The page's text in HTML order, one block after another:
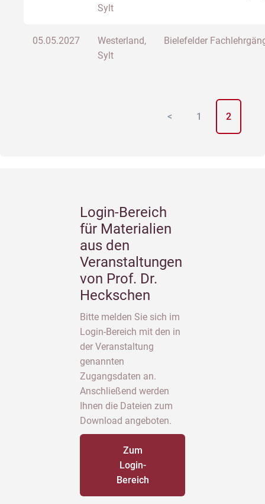
Sylt
05.05.2027
Westerland,
Sylt
Bielefelder
< 1 2
Login-Bereich
für Materialien
aus den
Veranstaltungen
von Prof. Dr.
Heckschen
Bitte melden Sie sich im
Login-Bereich mit den in
der Veranstaltung
genannten
Zugangsdaten an.
Anschließend werden
Ihnen die Dateien zum
Download angeboten.
Zum
Login-
Bereich